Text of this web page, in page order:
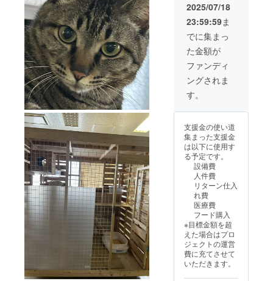
2025/07/18
23:59:59ま
でに集まっ
た金額が
ファンディ
ングされま
す。
支援金の使い道
集まった支援金
は以下に使用す
る予定です。
設備費
人件費
リターン仕入
れ費
医療費
フード購入
※目標金額を超
えた場合はプロ
ジェクトの運営
費に充てさせて
いただきます。